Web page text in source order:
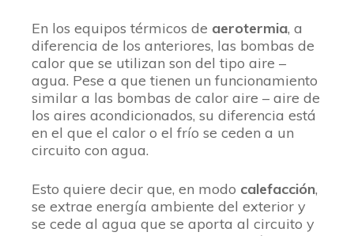
En los equipos térmicos de aerotermia, a
diferencia de los anteriores, las bombas de
calor que se utilizan son del tipo aire –
agua. Pese a que tienen un funcionamiento
similar a las bombas de calor aire – aire de
los aires acondicionados, su diferencia está
en el que el calor o el frío se ceden a un
circuito con agua.
Esto quiere decir que, en modo calefacción,
se extrae energía ambiente del exterior y
se cede al agua que se aporta al circuito y